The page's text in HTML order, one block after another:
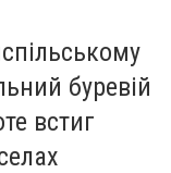
буревій
встиг